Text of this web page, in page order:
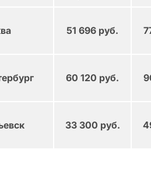
51 696 руб.
60 120 руб.
33 300 руб.